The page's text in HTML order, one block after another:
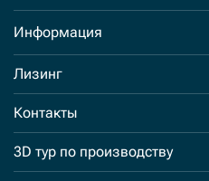
Информация
Лизинг
Контакты
3D тур по производству